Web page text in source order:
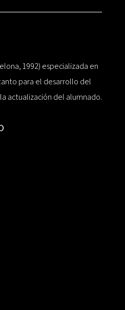
1992) especializada en
para el desarrollo del
actualización del alumnado.